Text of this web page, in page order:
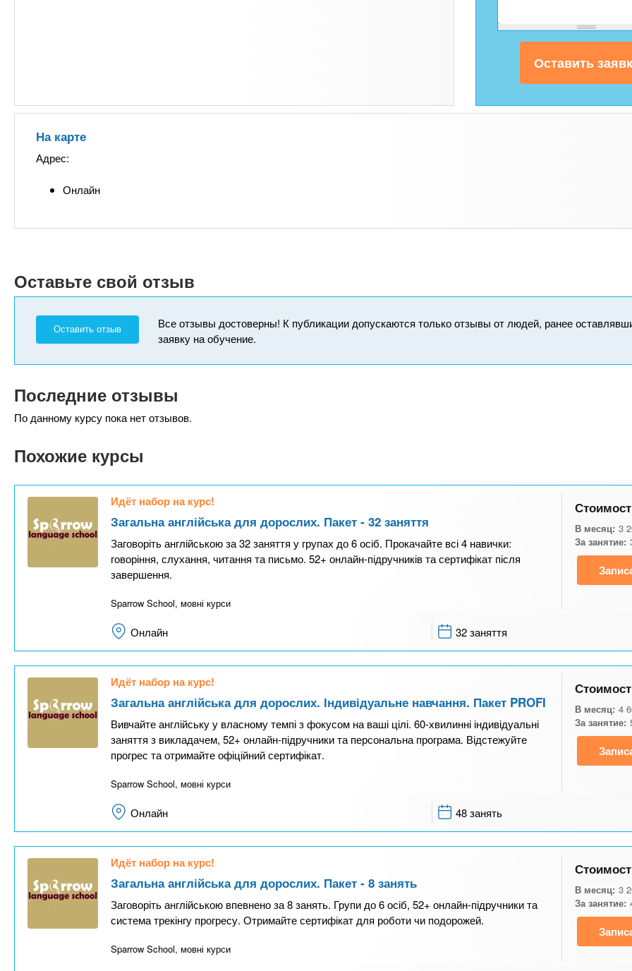
На карте
Адрес:
Онлайн
Оставьте свой отзыв
Оставить отзыв
Все отзывы достоверны! К публикации допускаются только отзывы от людей, ранее
заявку на обучение.
Последние отзывы
По данному курсу пока нет отзывов.
Похожие курсы
Идёт набор на курс!
Загальна англійська для дорослих. Пакет - 32 заняття
Заговоріть англійською за 32 заняття у групах до 6 осіб. Прокачайте всі 4 навички:
говоріння, слухання, читання та письмо. 52+ онлайн-підручників та сертифікат після
завершення.
Sparrow School, мовні курси
В месяц: 3
За занятие:
Онлайн 32 заняття
Идёт набор на курс!
Загальна англійська для дорослих. Індивідуальне навчання. Пакет PROFI
Вивчайте англійську у власному темпі з фокусом на ваші цілі. 60-хвилинні індивідуальні
заняття з викладачем, 52+ онлайн-підручники та персональна програма. Відстежуйте
прогрес та отримайте офіційний сертифікат.
Sparrow School, мовні курси
В месяц: 4
За занятие:
Онлайн 48 занять
Идёт набор на курс!
Загальна англійська для дорослих. Пакет - 8 занять
Заговоріть англійською впевнено за 8 занять. Групи до 6 осіб, 52+ онлайн-підручники та
система трекінгу прогресу. Отримайте сертифікат для роботи чи подорожей.
Sparrow School, мовні курси
В месяц: 3
За занятие: